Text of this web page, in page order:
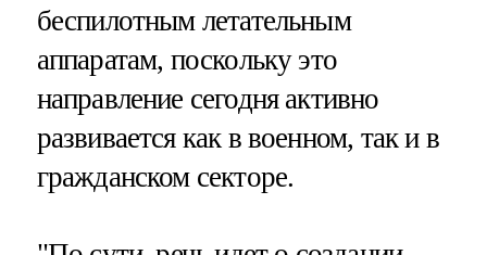
беспилотным летательным
аппаратам, поскольку это
направление сегодня активно
развивается как в военном, так и в
гражданском секторе.